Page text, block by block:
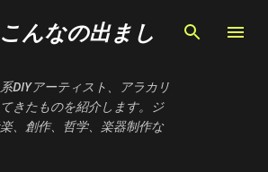
してメイン コンテンツに移動
んなの出まし
DIYアーティスト、アラカリ
きたものを紹介します。ジ
、創作、哲学、楽器制作な